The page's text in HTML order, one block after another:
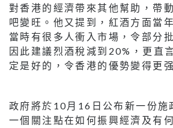
對香港的經濟帶來其他幫助，帶
吧變旺。他又提到，紅酒方面當
當時有很多人衝入市場，令部分
因此建議烈酒稅減到20%，更直
定是好的，令香港的優勢變得更强
政府將於10月16日公布新一份施
一個關注點在如何振興經濟及有